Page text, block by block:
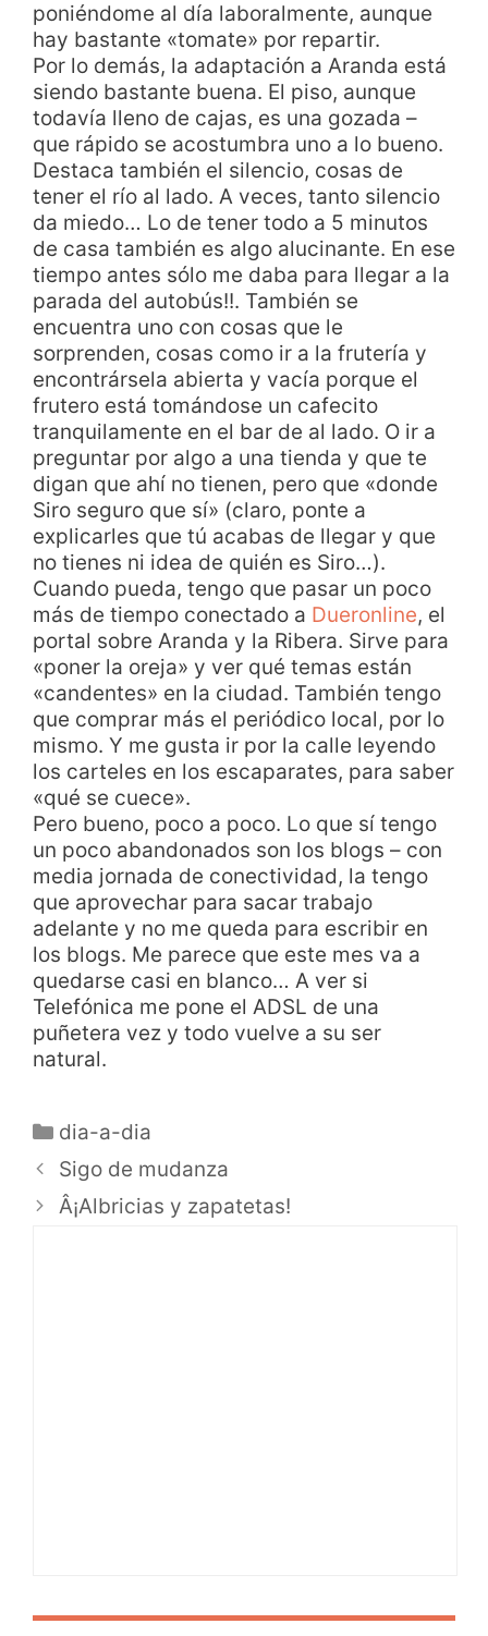
poniéndome al día laboralmente, aunque
hay bastante «tomate» por repartir.
Por lo demás, la adaptación a Aranda está
siendo bastante buena. El piso, aunque
todavía lleno de cajas, es una gozada –
que rápido se acostumbra uno a lo bueno.
Destaca también el silencio, cosas de
tener el río al lado. A veces, tanto silencio
da miedo… Lo de tener todo a 5 minutos
de casa también es algo alucinante. En ese
tiempo antes sólo me daba para llegar a la
parada del autobús!!. También se
encuentra uno con cosas que le
sorprenden, cosas como ir a la frutería y
encontrársela abierta y vacía porque el
frutero está tomándose un cafecito
tranquilamente en el bar de al lado. O ir a
preguntar por algo a una tienda y que te
digan que ahí no tienen, pero que «donde
Siro seguro que sí» (claro, ponte a
explicarles que tú acabas de llegar y que
no tienes ni idea de quién es Siro…).
Cuando pueda, tengo que pasar un poco
más de tiempo conectado a Dueronline, el
portal sobre Aranda y la Ribera. Sirve para
«poner la oreja» y ver qué temas están
«candentes» en la ciudad. También tengo
que comprar más el periódico local, por lo
mismo. Y me gusta ir por la calle leyendo
los carteles en los escaparates, para saber
«qué se cuece».
Pero bueno, poco a poco. Lo que sí tengo
un poco abandonados son los blogs – con
media jornada de conectividad, la tengo
que aprovechar para sacar trabajo
adelante y no me queda para escribir en
los blogs. Me parece que este mes va a
quedarse casi en blanco… A ver si
Telefónica me pone el ADSL de una
puñetera vez y todo vuelve a su ser
natural.
dia-a-dia
Sigo de mudanza
Â¡Albricias y zapatetas!